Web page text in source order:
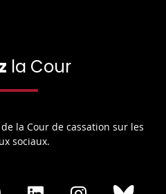
la Cour
la Cour de cassation sur les
sociaux.